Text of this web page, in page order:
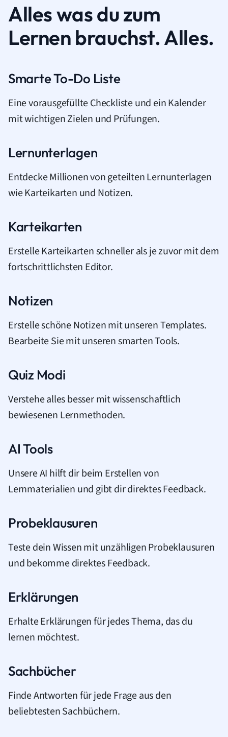
Alles was du zum
Lernen brauchst. Alles.
Smarte To-Do Liste
Eine vorausgefüllte Checkliste und ein Kalender
mit wichtigen Zielen und Prüfungen.
Lernunterlagen
Entdecke Millionen von geteilten Lernunterlagen
wie Karteikarten und Notizen.
Karteikarten
Erstelle Karteikarten schneller als je zuvor mit dem
fortschrittlichsten Editor.
Notizen
Erstelle schöne Notizen mit unseren Templates.
Bearbeite Sie mit unseren smarten Tools.
Quiz Modi
Verstehe alles besser mit wissenschaftlich
bewiesenen Lernmethoden.
AI Tools
Unsere AI hilft dir beim Erstellen von
Lernmaterialien und gibt dir direktes Feedback.
Probeklausuren
Teste dein Wissen mit unzähligen Probeklausuren
und bekomme direktes Feedback.
Erklärungen
Erhalte Erklärungen für jedes Thema, das du
lernen möchtest.
Sachbücher
Finde Antworten für jede Frage aus den
beliebtesten Sachbüchern.